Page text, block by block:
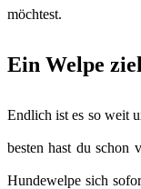
möchtest.
Ein Welpe
Endlich ist es so weit
besten hast du schon
Hundewelpe sich